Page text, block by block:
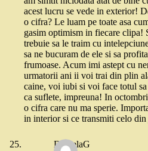
acest lucru se vede in exterior!
o cifra? Le luam pe toate asa
gasim optimism in fiecare clipa!
trebuie sa le traim cu
sa ne bucuram de ele si sa
frumoase. Acum imi astept cu
urmatorii ani ii voi trai din plin
caine, voi iubi si voi face totul
ca suflete, impreuna! In
o cifra care nu ma sperie.
in interior si ce transmiti celo
DanielaG